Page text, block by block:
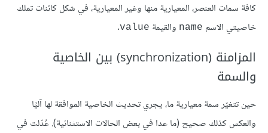
كافة سمات العنصر، المعيارية منها وغير المعيارية، في شكل كائنات تملك
خاصيتي الاسم name والقيمة value
.
المزامنة (synchronization) بين الخاصية
والسمة
حين تتغيّر سمة معيارية ما، يجري تحديث الخاصية الموافقة لها آليًا
والعكس كذلك صحيح (ما عدا في بعض الحالات الاستثنائية). عُدّلت في